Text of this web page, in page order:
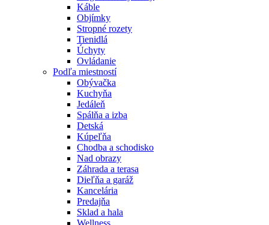
Káble
Objímky
Stropné rozety
Tienidlá
Úchyty
Ovládanie
Podľa miestností
Obývačka
Kuchyňa
Jedáleň
Spálňa a izba
Detská
Kúpeľňa
Chodba a schodisko
Nad obrazy
Záhrada a terasa
Dieľňa a garáž
Kancelária
Predajňa
Sklad a hala
Wellness